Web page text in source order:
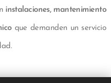
instalaciones, mantenimiento
que demanden un servicio